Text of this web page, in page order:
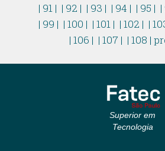
| 91 | | 92 | | 93 | | 94 | | 95 | |
| 99 | | 100 | | 101 | | 102 | |
| 106 | | 107 | | 108 |
Superior em
Tecnologia